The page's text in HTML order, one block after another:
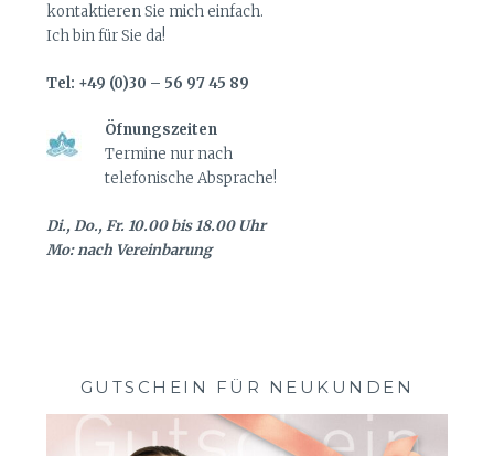
kontaktieren Sie mich einfach.
Ich bin für Sie da!
Tel: +49 (0)30 – 56 97 45 89
Öfnungszeiten
Termine nur nach
telefonische Absprache!
Di., Do., Fr. 10.00 bis 18.00 Uhr
Mo: nach Vereinbarung
GUTSCHEIN FÜR NEUKUNDEN